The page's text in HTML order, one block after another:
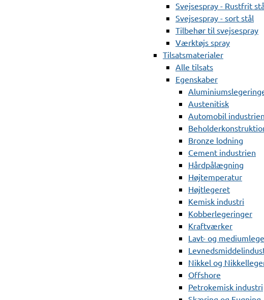
Svejsespray - Rustfrit
Svejsespray - sort stål
Tilbehør til svejsespray
Værktøjs spray
Tilsatsmaterialer
Alle tilsats
Egenskaber
Austenitisk
Automobil industrien
Bronze lodning
Cement industrien
Hårdpålægning
Højtemperatur
Højtlegeret
Kemisk industri
Kobberlegeringer
Kraftværker
Lavt- og
Nikkel og
Offshore
Petrokemisk industri